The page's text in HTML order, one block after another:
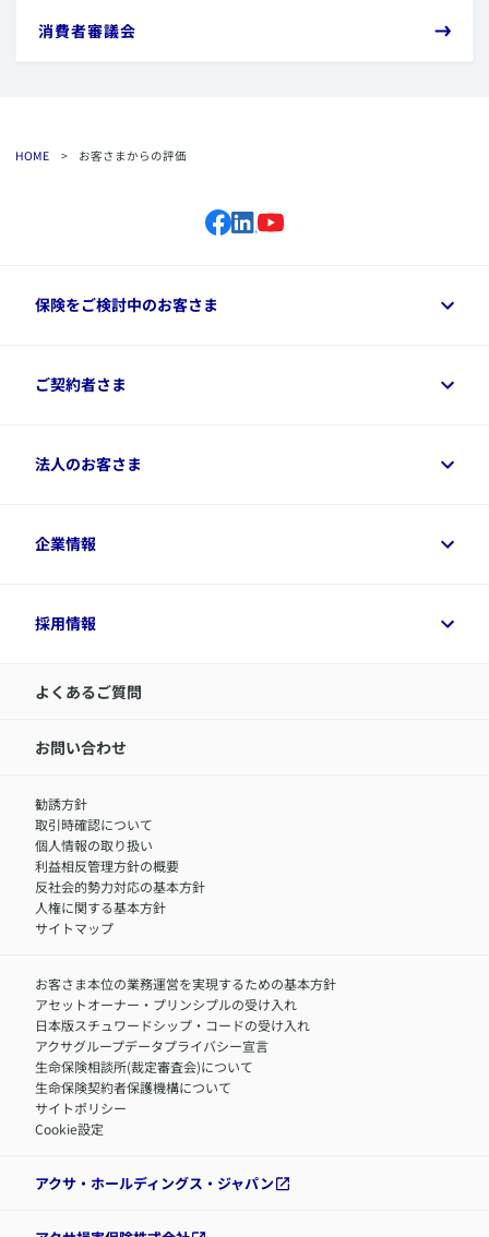
​消費者審議会
HOME > お客さまからの評価
保険をご検討中のお客さま
保険をご検討中のお客さまトップ
資料請求
変額保険各種情報
ご契約者さま
ご契約者さまトップ
デジタル約款
令和8年（2026年）分の生命保険料控除証明書について
アクサのネット完結保険（旧アクサダイレクト生命）
法人のお客さま
法人のお客さまトップ
経営者サポートサービス
企業情報
企業情報トップ
アクサ生命が選ばれる理由
IR情報
サステナビリティの取り組み
​お客さまを金融犯罪からお守りするために
アクサグループについて
採用情報
採用情報トップ
中途採用：内勤正社員
職）
中途採用：フィナンシャルプラン・アドバイザー（営業職）
障害者採用
よくあるご質問
お問い合わせ
勧誘方針
取引時確認について
個人情報の取り扱い
利益相反管理方針の概要
反社会的勢力対応の基本方針
人権に関する基本方針
サイトマップ
お客さま本位の業務運営を実現するための基本方針
アセットオーナー・プリンシプルの受け入れ
日本版スチュワードシップ・コードの受け入れ
アクサグループデータプライバシー宣言
生命保険相談所(裁定審査会)について
生命保険契約者保護機構について
サイトポリシー
Cookie設定
アクサ・ホールディングス・ジャパン